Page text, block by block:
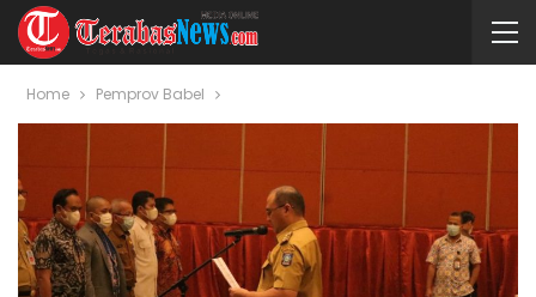
Home Pemprov Babel